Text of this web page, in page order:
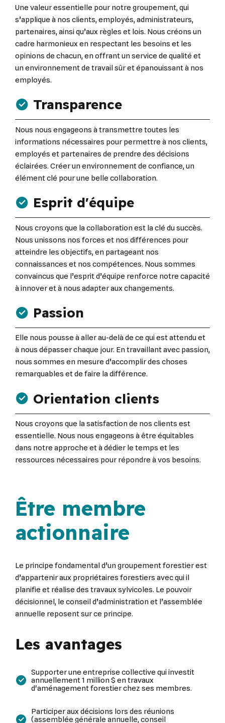
Une valeur essentielle pour notre groupement, qui
s’applique à nos clients, employés, administrateurs,
partenaires, ainsi qu’aux règles et lois. Nous créons un
cadre harmonieux en respectant les besoins et les
opinions de chacun, en offrant un service de qualité et
un environnement de travail sûr et épanouissant à nos
employés.
Transparence
Nous nous engageons à transmettre toutes les
informations nécessaires pour permettre à nos clients,
employés et partenaires de prendre des décisions
éclairées. Créer un environnement de confiance, un
élément clé pour une belle collaboration.
Esprit d'équipe
Nous croyons que la collaboration est la clé du succès.
Nous unissons nos forces et nos différences pour
atteindre les objectifs, en partageant nos
connaissances et nos compétences. Nous sommes
convaincus que l’esprit d’équipe renforce notre capacité
à innover et à nous adapter aux changements.
Passion
Elle nous pousse à aller au-delà de ce qui est attendu et
à nous dépasser chaque jour. En travaillant avec passion,
nous sommes en mesure d’accomplir des choses
remarquables et de faire la différence.
Orientation clients
Nous croyons que la satisfaction de nos clients est
essentielle. Nous nous engageons à être équitables
dans notre approche et à dédier le temps et les
ressources nécessaires pour répondre à vos besoins.
Être membre
actionnaire
Le principe fondamental d’un groupement forestier est
d’appartenir aux propriétaires forestiers avec qui il
planifie et réalise des travaux sylvicoles. Le pouvoir
décisionnel, le conseil d’administration et l’assemblée
annuelle reposent sur ce principe.
Les avantages
Supporter une entreprise collective qui investit
annuellement 1 million $ en travaux
d'aménagement forestier chez ses membres.
Participer aux décisions lors des réunions
(assemblée générale annuelle, conseil